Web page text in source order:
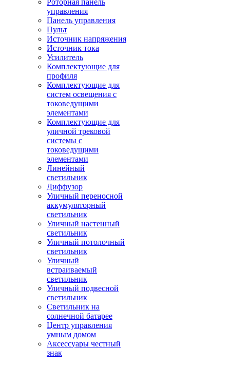
Роторная панель
управления
Панель управления
Пульт
Источник напряжения
Источник тока
Усилитель
Комплектующие для
профиля
Комплектующие для
систем освещения с
токоведущими
элементами
Комплектующие для
уличной трековой
системы с
токоведущими
элементами
Линейный
светильник
Диффузор
Уличный переносной
аккумуляторный
светильник
Уличный настенный
светильник
Уличный потолочный
светильник
Уличный
встраиваемый
светильник
Уличный подвесной
светильник
Светильник на
солнечной батарее
Центр управления
умным домом
Аксессуары честный
знак